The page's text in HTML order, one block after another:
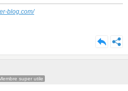
blog.com/
super utile